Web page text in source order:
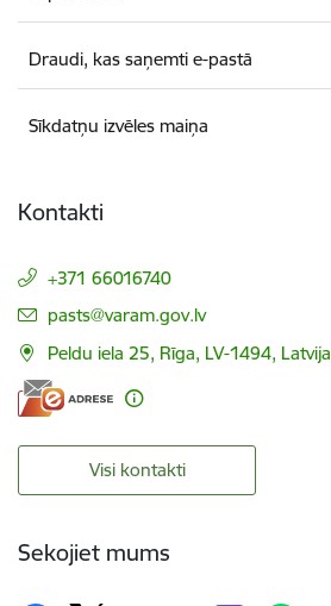
Draudi, kas saņemti e-pastā
Sīkdatņu izvēles maiņa
Kontakti
+371 66016740
E-pasts:
pasts@varam.gov.lv
Peldu iela 25, Rīga, LV-1494, Latvija
Visi kontakti
Sekojiet mums